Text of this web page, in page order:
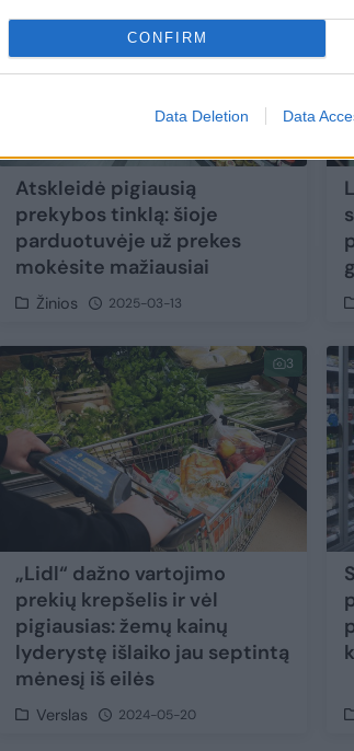
CONFIRM
Data Deletion Data
Atskleidė pigiausią
prekybos tinklą: šioje
parduotuvėje už prekes
mokėsite mažiausiai
Žinios 2025-03-13
3
„Lidl“ dažno vartojimo
prekių krepšelis ir vėl
pigiausias: žemų kainų
lyderystę išlaiko jau septintą
mėnesį iš eilės
Verslas 2024-05-20